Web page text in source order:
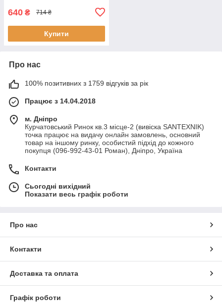
640 ₴ 714 ₴
Купити
Про нас
100% позитивних з 1759 відгуків за рік
Працює з 14.04.2018
м. Дніпро
Курчатовський Ринок кв.3 місце-2 (вивіска SANTEXNIK)
точка працює на видачу онлайн замовлень, основний
товар на іншому ринку, особистий підхід до кожного
покупця (096-992-43-01 Роман), Дніпро, Україна
Контакти
Сьогодні вихідний
Показати весь графік роботи
Про нас
Контакти
Доставка та оплата
Графік роботи